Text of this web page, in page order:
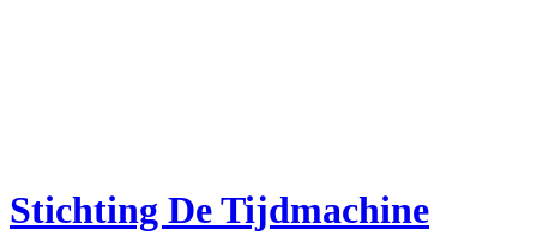
Stichting De Tijdmachine